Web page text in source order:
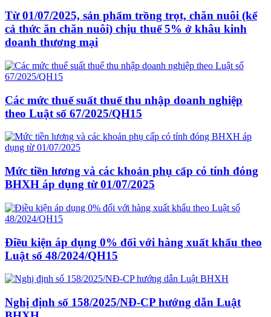
Từ 01/07/2025, sản phẩm trồng trọt, chăn nuôi (kể
cả thức ăn chăn nuôi) chịu thuế 5% ở khâu kinh
doanh thương mại
Các mức thuế suất thuế thu nhập doanh nghiệp
theo Luật số 67/2025/QH15
Mức tiền lương và các khoản phụ cấp có tính đóng
BHXH áp dụng từ 01/07/2025
Điều kiện áp dụng 0% đối với hàng xuất khẩu theo
Luật số 48/2024/QH15
Nghị định số 158/2025/NĐ-CP hướng dẫn Luật